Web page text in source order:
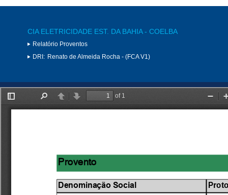
CIA ELETRICIDADE EST. DA BAHIA - COELBA
Relatório Proventos
DRI: Renato de Almeida Rocha - (FCA V1)